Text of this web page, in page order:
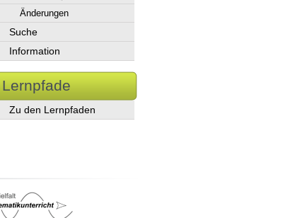
Änderungen
Suche
Information
Lernpfade
Zu den Lernpfaden